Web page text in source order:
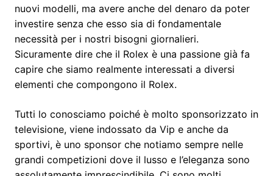
nuovi modelli, ma avere anche del denaro da poter
investire senza che esso sia di fondamentale
necessità per i nostri bisogni giornalieri.
Sicuramente dire che il Rolex è una passione già fa
capire che siamo realmente interessati a diversi
elementi che compongono il Rolex.
Tutti lo conosciamo poiché è molto sponsorizzato in
televisione, viene indossato da Vip e anche da
sportivi, è uno sponsor che notiamo sempre nelle
grandi competizioni dove il lusso e l’eleganza sono